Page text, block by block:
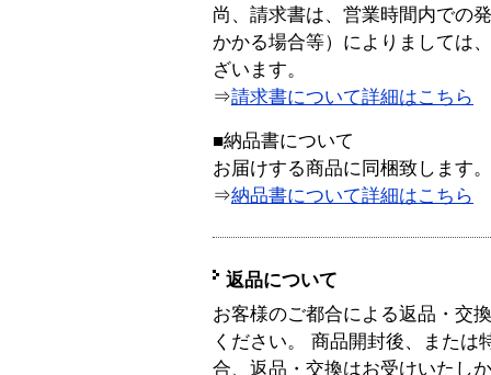
尚、請求書は、営業時間内での
かかる場合等）によりましては
ざいます。
⇒請求書について詳細はこちら
■納品書について
お届けする商品に同梱致します。
⇒納品書について詳細はこちら
返品について
お客様のご都合による返品・交
ください。 商品開封後、または
合、返品・交換はお受けいたし